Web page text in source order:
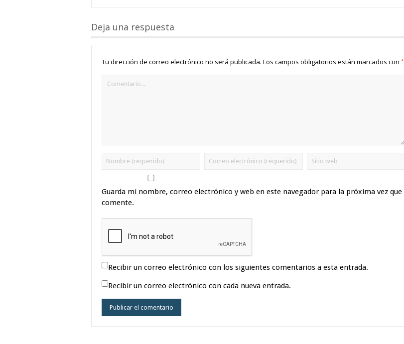
Deja una respuesta
Tu dirección de correo electrónico no será publicada. Los campos obligatorios están marcados con *
Guarda mi nombre, correo electrónico y web en este navegador para la próxima vez que
comente.
Recibir un correo electrónico con los siguientes comentarios a esta entrada.
Recibir un correo electrónico con cada nueva entrada.